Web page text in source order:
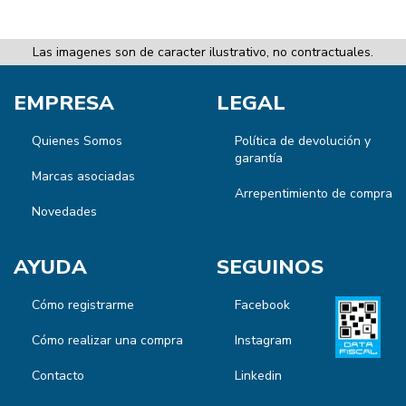
Las imagenes son de caracter ilustrativo, no contractuales.
EMPRESA
Quienes Somos
Marcas asociadas
Novedades
LEGAL
Política de devolución y
garantía
Arrepentimiento de compra
AYUDA
Cómo registrarme
Cómo realizar una compra
Contacto
SEGUINOS
Facebook
Instagram
Linkedin